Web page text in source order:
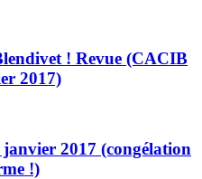
! Revue (CACIB
2017)
2017 (congélation
!)